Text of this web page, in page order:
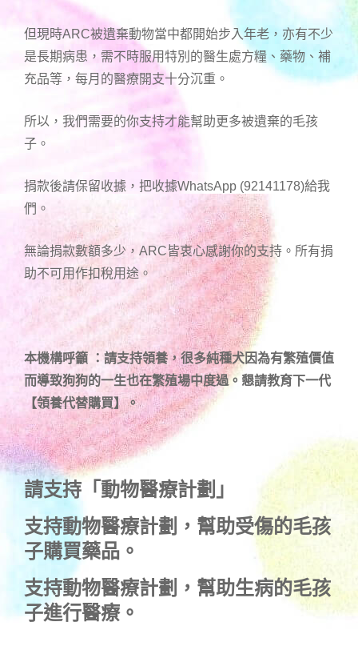
但現時ARC被遺棄動物當中都開始步入年老，亦有不少
是長期病患，需不時服用特別的醫生處方糧、藥物、補
充品等，每月的醫療開支十分沉重。
所以，我們需要的你支持才能幫助更多被遺棄的毛孩
子。
捐款後請保留收據，把收據WhatsApp (92141178)給我
們。
無論捐款數額多少，ARC皆衷心感謝你的支持。所有捐
助不可用作扣稅用途。
本機構呼籲 ：請支持領養，很多純種犬因為有繁殖價值
而導致狗狗的一生也在繁殖場中度過。懇請教育下一代
【領養代替購買】。
請支持「動物醫療計劃」
支持動物醫療計劃 ，幫助受傷的毛孩
子購買藥品。
支持動物醫療計劃 ，幫助生病的毛孩
子進行醫療。